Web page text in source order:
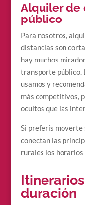
Alquiler de
público
Para nosotros,
distancias son
hay muchos
transporte público.
usamos y
más competitivos,
ocultos que las
Si preferís moverte
conectan las
rurales los
duración